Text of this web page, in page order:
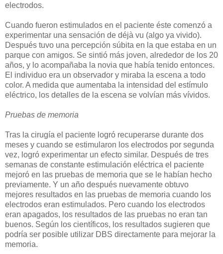
electrodos.
Cuando fueron estimulados en el paciente éste comenzó a
experimentar una sensación de déjà vu (algo ya vivido).
Después tuvo una percepción súbita en la que estaba en un
parque con amigos. Se sintió más joven, alrededor de los 20
años, y lo acompañaba la novia que había tenido entonces.
El individuo era un observador y miraba la escena a todo
color. A medida que aumentaba la intensidad del estímulo
eléctrico, los detalles de la escena se volvían más vívidos.
Pruebas de memoria
Tras la cirugía el paciente logró recuperarse durante dos
meses y cuando se estimularon los electrodos por segunda
vez, logró experimentar un efecto similar. Después de tres
semanas de constante estimulación eléctrica el paciente
mejoró en las pruebas de memoria que se le habían hecho
previamente. Y un año después nuevamente obtuvo
mejores resultados en las pruebas de memoria cuando los
electrodos eran estimulados. Pero cuando los electrodos
eran apagados, los resultados de las pruebas no eran tan
buenos. Según los científicos, los resultados sugieren que
podría ser posible utilizar DBS directamente para mejorar la
memoria.